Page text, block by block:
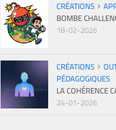
CRÉATIONS
BOMBE
18-02-2026
CRÉATIONS
PÉDAGOGIQUES
LA COHÉRENCE
24-01-2026